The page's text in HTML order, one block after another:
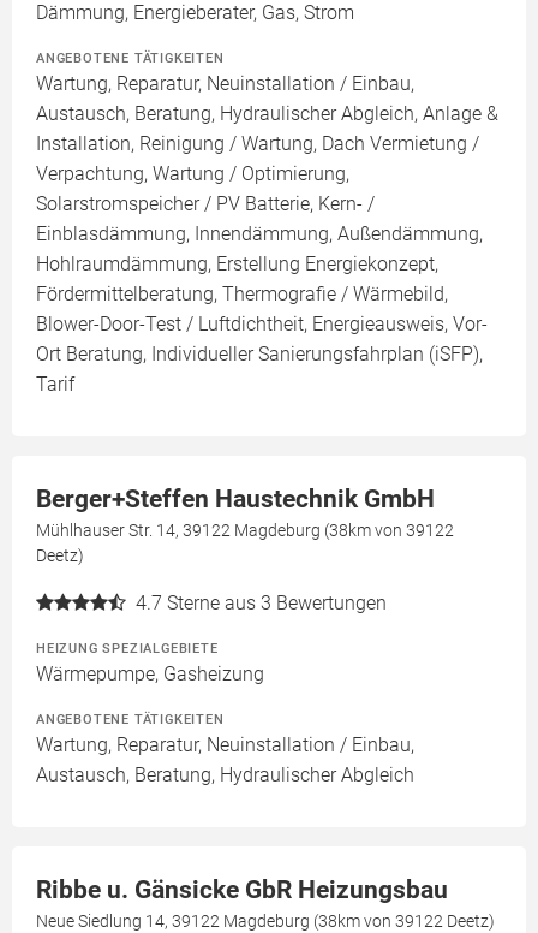
Dämmung, Energieberater, Gas, Strom
ANGEBOTENE TÄTIGKEITEN
Wartung, Reparatur, Neuinstallation / Einbau,
Austausch, Beratung, Hydraulischer Abgleich, Anlage &
Installation, Reinigung / Wartung, Dach Vermietung /
Verpachtung, Wartung / Optimierung,
Solarstromspeicher / PV Batterie, Kern- /
Einblasdämmung, Innendämmung, Außendämmung,
Hohlraumdämmung, Erstellung Energiekonzept,
Fördermittelberatung, Thermografie / Wärmebild,
Blower-Door-Test / Luftdichtheit, Energieausweis, Vor-
Ort Beratung, Individueller Sanierungsfahrplan (iSFP),
Tarif
Berger+Steffen Haustechnik GmbH
Mühlhauser Str. 14, 39122 Magdeburg (38km von 39122
Deetz)
4.7 Sterne aus 3 Bewertungen
HEIZUNG SPEZIALGEBIETE
Wärmepumpe, Gasheizung
ANGEBOTENE TÄTIGKEITEN
Wartung, Reparatur, Neuinstallation / Einbau,
Austausch, Beratung, Hydraulischer Abgleich
Ribbe u. Gänsicke GbR Heizungsbau
Neue Siedlung 14, 39122 Magdeburg (38km von 39122 Deetz)